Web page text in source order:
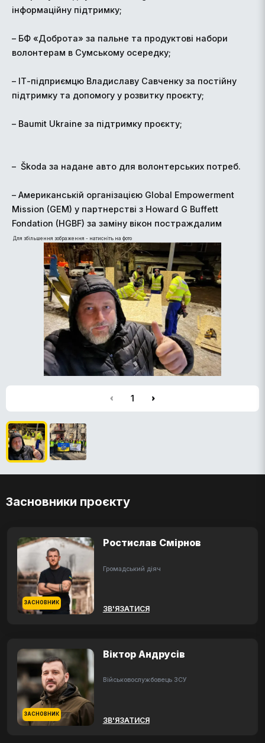
інформаційну підтримку;
– БФ «Доброта» за пальне та продуктові набори
волонтерам в Сумському осередку;
– ІТ-підприємцю Владиславу Савченку за постійну
підтримку та допомогу у розвитку проєкту;
– Baumit Ukraine за підтримку проєкту;
– Škoda за надане авто для волонтерських потреб.
– Американській організацією Global Empowerment
Mission (GEM) у партнерстві з Howard G Buffett
Fondation (HGBF) за заміну вікон постраждалим
Для збільшення зображення - натисніть на фото
1
Засновники проєкту
ЗАСНОВНИК
Ростислав Смірнов
Громадський діяч
ЗВ'ЯЗАТИСЯ
ЗАСНОВНИК
Віктор Андрусів
Військовослужбовець ЗСУ
ЗВ'ЯЗАТИСЯ